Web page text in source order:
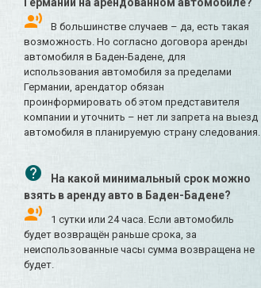
В большинстве случаев – да, есть такая
возможность. Но согласно договора аренды
автомобиля в Баден-Бадене, для
использования автомобиля за пределами
Германии, арендатор обязан
проинформировать об этом представителя
компании и уточнить – нет ли запрета на выезд
автомобиля в планируемую страну следования.
На какой минимальный срок можно
взять в аренду авто в Баден-Бадене?
1 сутки или 24 часа. Если автомобиль
будет возвращён раньше срока, за
неиспользованные часы сумма возвращена не
будет.